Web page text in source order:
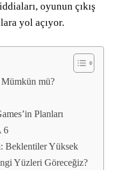
oyunun çıkış
yol açıyor.
Mümkün mü?
Planları
6
Beklentiler Yüksek
Yüzleri Göreceğiz?